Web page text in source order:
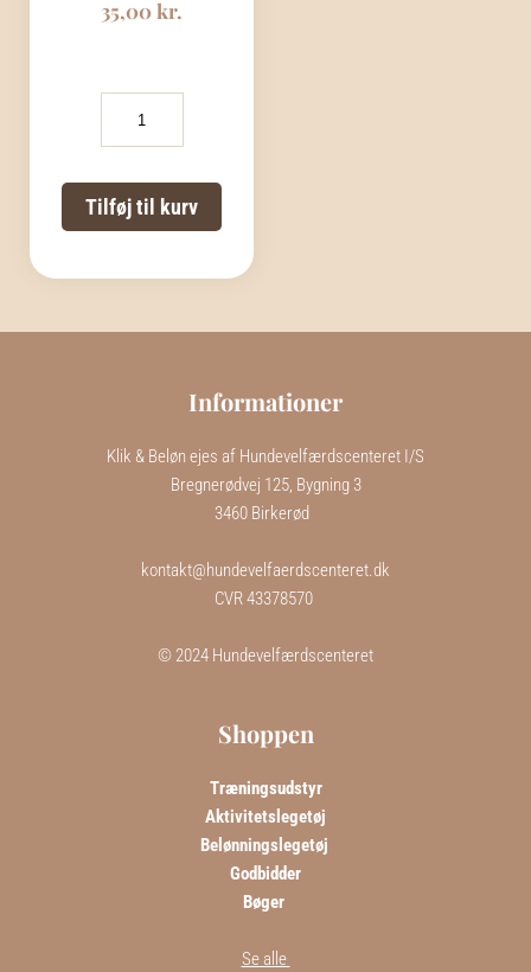
35,00kr.
LAKS
DELIGHTS
antal
Tilføj til kurv
Informationer
Klik & Beløn ejes af Hundevelfærdscenteret I/S
Bregnerødvej 125, Bygning 3
3460 Birkerød
kontakt@hundevelfaerdscenteret.dk
CVR 43378570
© 2024 Hundevelfærdscenteret
Shoppen
Træningsudstyr
Aktivitetslegetøj
Belønningslegetøj
Godbidder
Bøger
Se alle